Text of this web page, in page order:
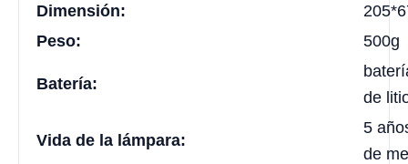
Dimensión:
Peso:
500g
Batería:
de
Vida de la lámpara:
5
de